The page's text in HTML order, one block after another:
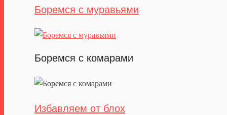
Боремся с муравьями
Боремся с комарами
Избавляем от блох